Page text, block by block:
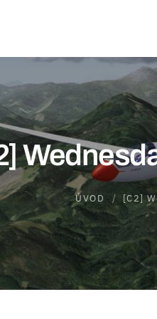
ÚVOD [C2]